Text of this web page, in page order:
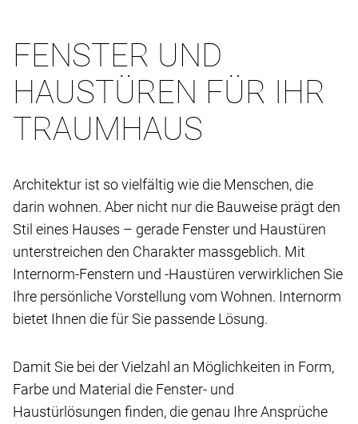
FENSTER UND
HAUSTÜREN FÜR IHR
TRAUMHAUS
Architektur ist so vielfältig wie die Menschen, die
darin wohnen. Aber nicht nur die Bauweise prägt den
Stil eines Hauses – gerade Fenster und Haustüren
unterstreichen den Charakter massgeblich. Mit
Internorm-Fenstern und -Haustüren verwirklichen Sie
Ihre persönliche Vorstellung vom Wohnen. Internorm
bietet Ihnen die für Sie passende Lösung.
Damit Sie bei der Vielzahl an Möglichkeiten in Form,
Farbe und Material die Fenster- und
Haustürlösungen finden, die genau Ihre Ansprüche